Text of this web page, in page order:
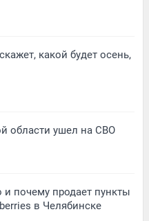
какой будет осень,
области ушел на СВО
почему продает пункты
в Челябинске